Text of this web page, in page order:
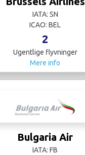
IATA: SN
ICAO: BEL
2
Ugentlige flyvninger
Mere info
Bulgaria Air
IATA: FB